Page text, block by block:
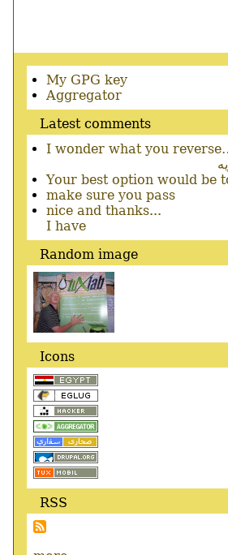
Secondary
menu
My GPG key
Aggregator
Latest comments
I wonder what you
Your best option would be
make sure you pass
nice and thanks...
I have
Random image
Icons
RSS